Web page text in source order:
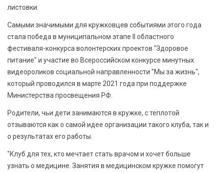
листовки.
Самыми значимыми для кружковцев событиями этого года
стала победа в муниципальном этапе II областного
фестиваля-конкурса волонтерских проектов "Здоровое
питание" и участие во Всероссийском конкурсе минутных
видеороликов социальной направленности "Мы за жизнь",
который проводился в марте 2021 года при поддержке
Министерства просвещения РФ.
Родители, чьи дети занимаются в кружке, с теплотой
отзываются как о самой идее организации такого клуба, так и
о результатах его работы.
"Клуб для тех, кто мечтает стать врачом и хочет больше
узнать о медицине. Занятия в медицинском кружке помогут